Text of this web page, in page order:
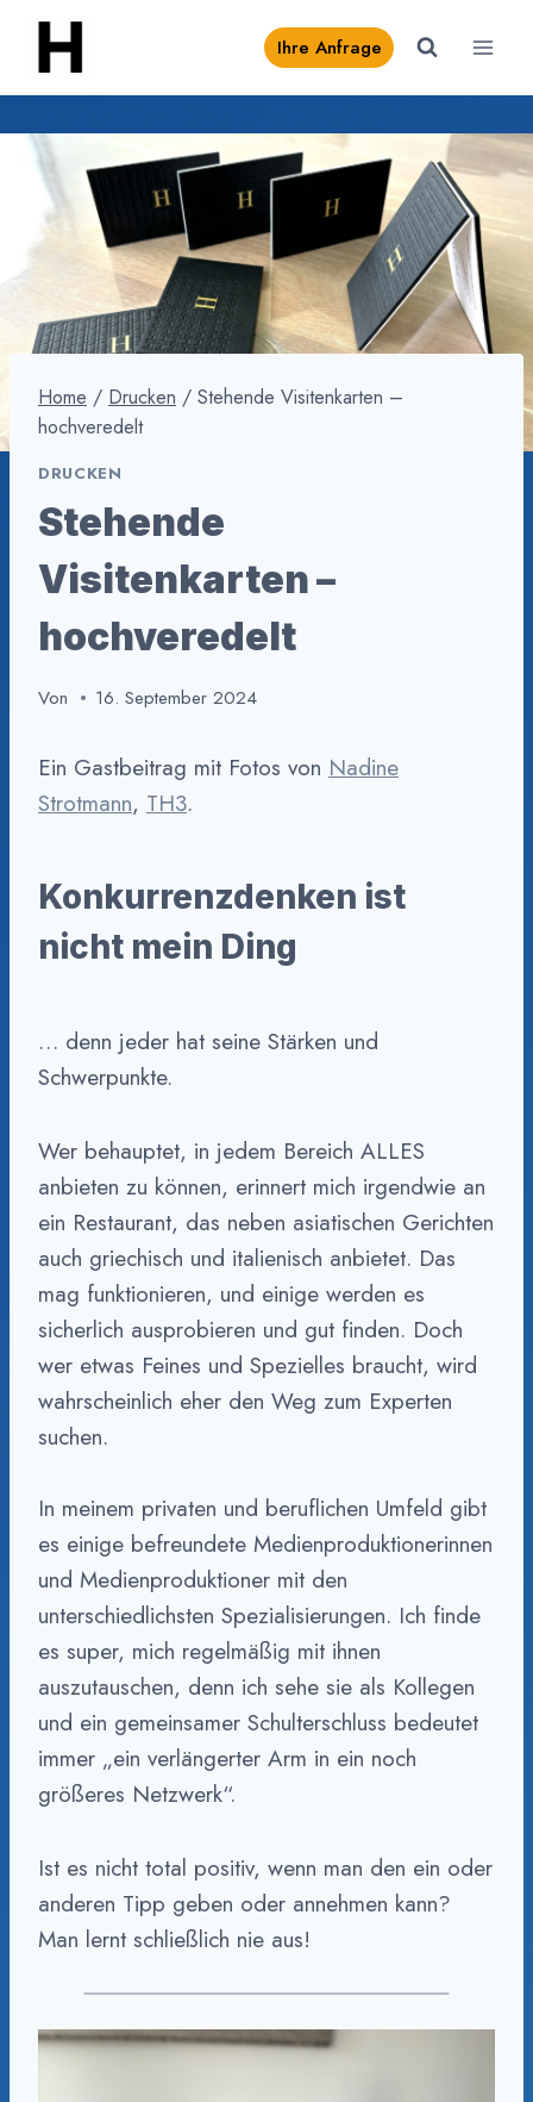
springen
Ihre Anfrage
Home / Drucken / Stehende Visitenkarten –
hochveredelt
DRUCKEN
Stehende
Visitenkarten –
hochveredelt
Von 16. September 2024
Ein Gastbeitrag mit Fotos von Nadine
Strotmann, TH3.
Konkurrenzdenken ist
nicht mein Ding
… denn jeder hat seine Stärken und
Schwerpunkte.
Wer behauptet, in jedem Bereich ALLES
anbieten zu können, erinnert mich irgendwie an
ein Restaurant, das neben asiatischen Gerichten
auch griechisch und italienisch anbietet. Das
mag funktionieren, und einige werden es
sicherlich ausprobieren und gut finden. Doch
wer etwas Feines und Spezielles braucht, wird
wahrscheinlich eher den Weg zum Experten
suchen.
In meinem privaten und beruflichen Umfeld gibt
es einige befreundete Medienproduktionerinnen
und Medienproduktioner mit den
unterschiedlichsten Spezialisierungen. Ich finde
es super, mich regelmäßig mit ihnen
auszutauschen, denn ich sehe sie als Kollegen
und ein gemeinsamer Schulterschluss bedeutet
immer „ein verlängerter Arm in ein noch
größeres Netzwerk“.
Ist es nicht total positiv, wenn man den ein oder
anderen Tipp geben oder annehmen kann?
Man lernt schließlich nie aus!